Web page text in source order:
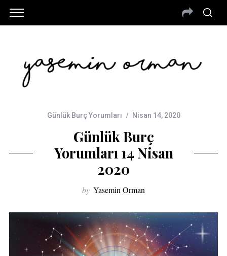
Günlük Burç Yorumları Nisan 14, 2020
Günlük Burç
Yorumları 14 Nisan
2020
by Yasemin Orman